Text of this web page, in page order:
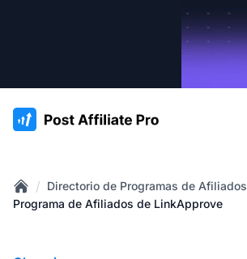
:site.title
Home
/ Directorio de Programas de Afiliados
Programa de Afiliados de LinkApprove